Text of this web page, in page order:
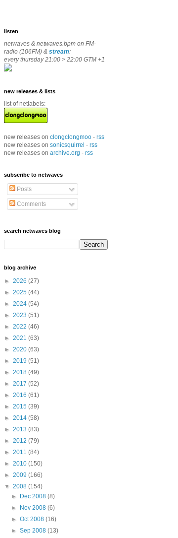
listen
netwaves & netwaves.bpm on FM-
radio (106FM) & stream:
every thursday 21:00 > 22:00 GTM +1
new releases & lists
list of netlabels:
new releases on clongclongmoo - rss
new releases on sonicsquirrel - rss
new releases on archive.org - rss
subscribe to netwaves
Posts
Comments
search netwaves blog
blog archive
► 2026 (27)
► 2025 (44)
► 2024 (54)
► 2023 (51)
► 2022 (46)
► 2021 (63)
► 2020 (63)
► 2019 (51)
► 2018 (49)
► 2017 (52)
► 2016 (61)
► 2015 (39)
► 2014 (58)
► 2013 (83)
► 2012 (79)
► 2011 (84)
► 2010 (150)
► 2009 (166)
▼ 2008 (154)
►
Dec 2008(8)
►
Nov 2008(6)
►Oct 2008(16)
►Sep 2008(13)